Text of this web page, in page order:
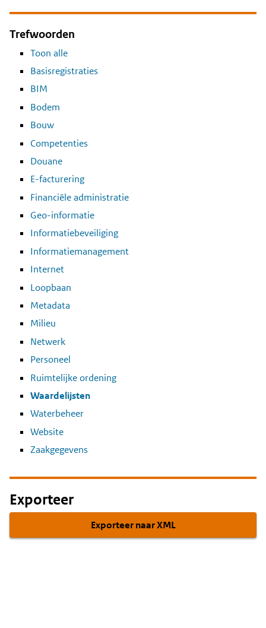
Trefwoorden
Toon alle
Basisregistraties
BIM
Bodem
Bouw
Competenties
Douane
E-facturering
Financiële administratie
Geo-informatie
Informatiebeveiliging
Informatiemanagement
Internet
Loopbaan
Metadata
Milieu
Netwerk
Personeel
Ruimtelijke ordening
Waardelijsten
Waterbeheer
Website
Zaakgegevens
Exporteer
Exporteer naar XML